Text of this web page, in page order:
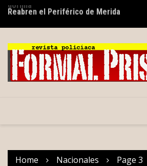
Skip
content
Reabren el Periférico de Merida
Home Nacionales Page 3